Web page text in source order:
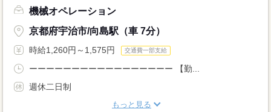
機械オペレーション
京都府宇治市/向島駅（車 7分）
時給1,260円～1,575円 交通費一部支給
ーーーーーーーーーーーーーーーーー 【勤...
週休二日制
もっと見る